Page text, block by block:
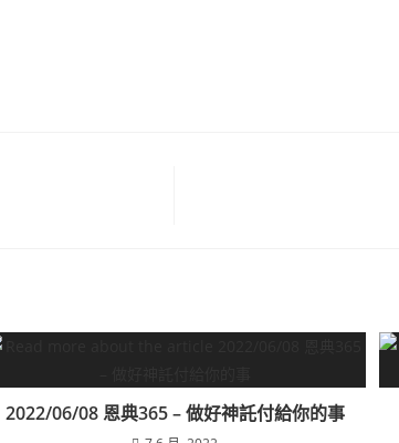
2022/06/08 恩典365 – 做好神託付給你的事